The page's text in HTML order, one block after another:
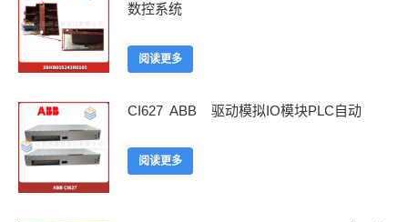
数控系统
阅读更多
CI627 ABB 驱动模拟IO模块PLC自动
阅读更多